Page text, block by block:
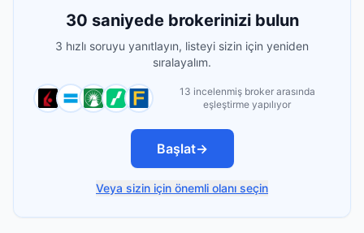
30 saniyede brokerinizi bulun
3 hızlı soruyu yanıtlayın, listeyi sizin için yeniden
sıralayalım.
13 incelenmiş broker arasında
eşleştirme yapılıyor
Başlat→
Veya sizin için önemli olanı seçin